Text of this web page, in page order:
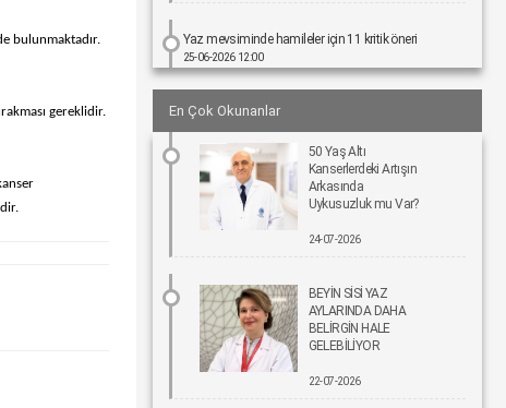
bulunmaktadır.
gereklidir.
Yaz mevsiminde hamileler için 11 kritik öneri
25-06-2026 12:00
Kız çocuklarında idrar yolu enfeksiyonu riski 4 kata
kadar artabiliyor
24-06-2026 12:00
Bel Ağrıları Basit Önlemlerle Kontrol Altına Alınabilir
17-06-2026 12:00
Cerrahiler
16-06-2026 12:00
İmplant tedavisinde aynı gün yeni diş mümkün
En Çok Okunanlar
50 Yaş Altı
Kanserlerdeki Artışın
Arkasında
Uykusuzluk mu Var?
24-07-2026
BEYİN SİSİ YAZ
AYLARINDA DAHA
BELİRGİN HALE
GELEBİLİYOR
22-07-2026